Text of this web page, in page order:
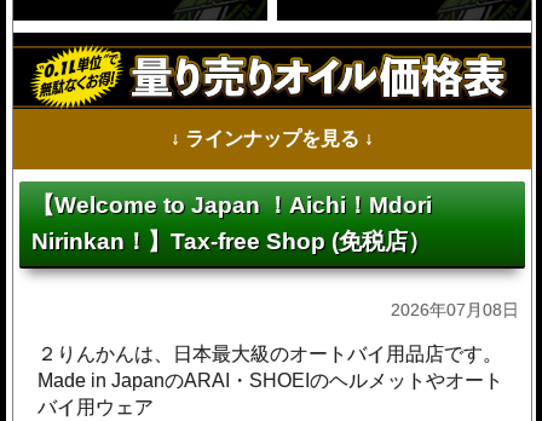
↓ ラインナップを見る ↓
【Welcome to Japan ！Aichi！Mdori
Nirinkan！】Tax-free Shop (免税店）
2026年07月08日
２りんかんは、日本最大級のオートバイ用品店です。
Made in JapanのARAI・SHOEIのヘルメットやオート
バイ用ウェア